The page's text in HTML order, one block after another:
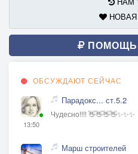
ПОМОЩЬ
ОБСУЖДАЮТ СЕЙЧАС
13:50
Парадокс... ст.5.2
Чудесно!!!! 👋👋👋👋✨✨✨
Марш строителей